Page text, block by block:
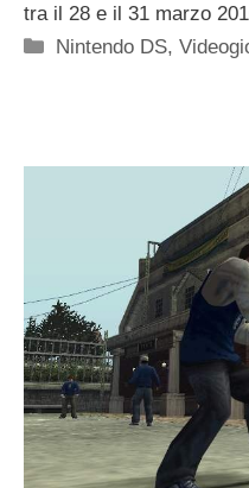
tra il 28 e il 31 marzo
Categorie
Nintendo DS,